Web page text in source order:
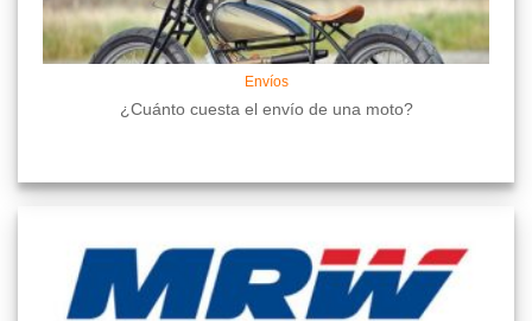
Envíos
¿Cuánto cuesta el envío de una moto?